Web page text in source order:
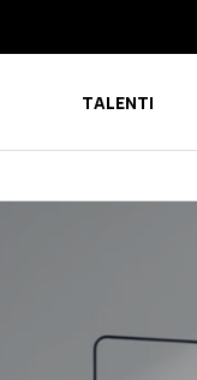
Show submenu for PRODOTTITALENTI